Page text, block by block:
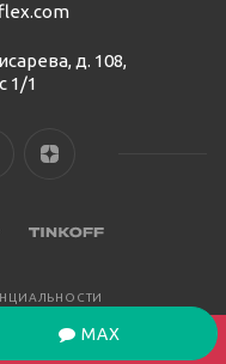
MAX
В КОРЗИНУ
д. 108,
1/1